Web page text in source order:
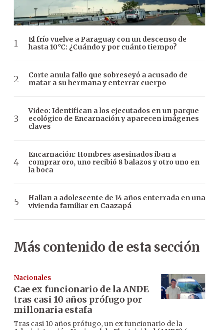
El frío vuelve a Paraguay con un descenso de
hasta 10°C: ¿Cuándo y por cuánto tiempo?
Corte anula fallo que sobreseyó a acusado de
matar a su hermana y enterrar cuerpo
Video: Identifican a los ejecutados en un parque
ecológico de Encarnación y aparecen imágenes
claves
Encarnación: Hombres asesinados iban a
comprar oro, uno recibió 8 balazos y otro uno en
la boca
Hallan a adolescente de 14 años enterrada en una
vivienda familiar en Caazapá
Más contenido de esta sección
Nacionales
Cae ex funcionario de la ANDE
tras casi 10 años prófugo por
millonaria estafa
Tras casi 10 años prófugo, un ex funcionario de la